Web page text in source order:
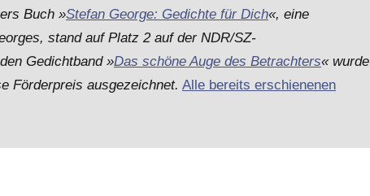
Buch »Stefan George: Gedichte für Dich«, eine
stand auf Platz 2 auf der NDR/SZ-
Gedichtband »Das schöne Auge des Betrachters« wurde
Förderpreis ausgezeichnet. Alle bereits erschienenen